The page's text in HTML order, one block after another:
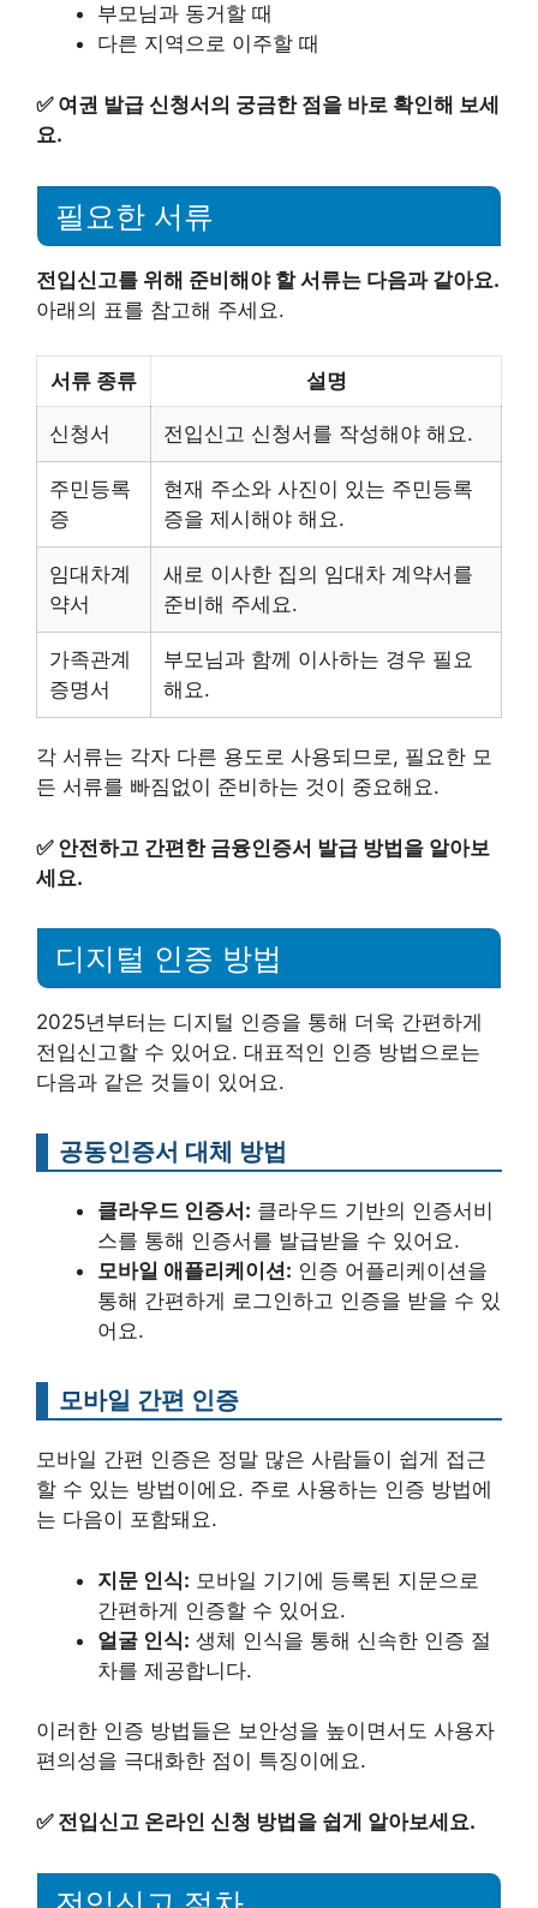
부모님과 동거할 때
다른 지역으로 이주할 때
✅ 여권 발급 신청서의 궁금한 점을 바로 확인해 보세
요.
필요한 서류
전입신고를 위해 준비해야 할 서류는 다음과 같아요.
아래의 표를 참고해 주세요.
서류 종류 설명
신청서 전입신고 신청서를 작성해야 해요.
주민등록
증
현재 주소와 사진이 있는 주민등록
증을 제시해야 해요.
임대차계
약서
새로 이사한 집의 임대차 계약서를
준비해 주세요.
가족관계
증명서
부모님과 함께 이사하는 경우 필요
해요.
각 서류는 각자 다른 용도로 사용되므로, 필요한 모
든 서류를 빠짐없이 준비하는 것이 중요해요.
✅ 안전하고 간편한 금융인증서 발급 방법을 알아보
세요.
디지털 인증 방법
2025년부터는 디지털 인증을 통해 더욱 간편하게
전입신고할 수 있어요. 대표적인 인증 방법으로는
다음과 같은 것들이 있어요.
공동인증서 대체 방법
클라우드 인증서: 클라우드 기반의 인증서비
스를 통해 인증서를 발급받을 수 있어요.
모바일 애플리케이션: 인증 어플리케이션을
통해 간편하게 로그인하고 인증을 받을 수 있
어요.
모바일 간편 인증
모바일 간편 인증은 정말 많은 사람들이 쉽게 접근
할 수 있는 방법이에요. 주로 사용하는 인증 방법에
는 다음이 포함돼요.
지문 인식: 모바일 기기에 등록된 지문으로
간편하게 인증할 수 있어요.
얼굴 인식: 생체 인식을 통해 신속한 인증 절
차를 제공합니다.
이러한 인증 방법들은 보안성을 높이면서도 사용자
편의성을 극대화한 점이 특징이에요.
✅ 전입신고 온라인 신청 방법을 쉽게 알아보세요.